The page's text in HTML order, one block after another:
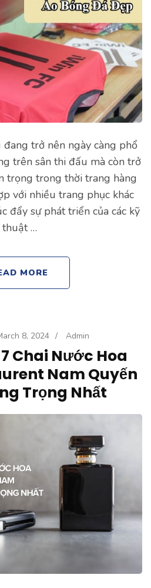
đang trở nên ngày càng phổ
trên sân thi đấu mà còn trở
trọng trong thời trang hàng
với nhiều trang phục khác
đẩy sự phát triển của các kỹ
thuật …
MORE
8, 2024 / Admin
Chai Nước Hoa
Nam Quyến
Trọng Nhất